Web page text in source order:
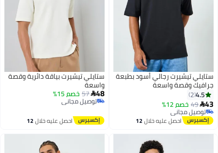
ستايلي تيشيرت رجالي أسود بطبعة
جرافيك وقصة واسعة
4.5
2
43
49 خصم 12%
توصيل مجاني
توصيل مجانياحصل عليه خلال12
ستايلي تيشيرت بياقة دائرية وقصة
واسعة
48
57 خصم 15%
توصيل مجاني
توصيل مجاني
احصل عليه خلال12